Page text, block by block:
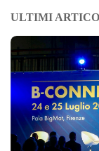
ULTIMI